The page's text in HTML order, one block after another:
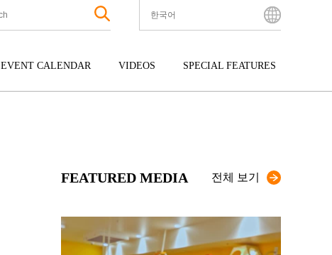
한국어
Tiếng Việt
EVENT CALENDAR VIDEOS SPECIAL FEATURES
FEATURED MEDIA 전체 보기